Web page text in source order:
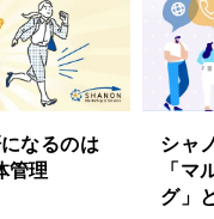
なるのは
管理
シャ
「マ
グ」